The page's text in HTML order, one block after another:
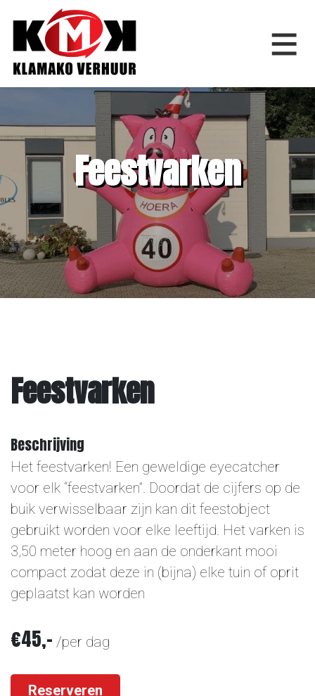
Springkussens
Feestfiguren
Feestartikelen
Feestvarken
Feestvarken
Beschrijving
Het feestvarken! Een geweldige eyecatcher
voor elk “feestvarken”. Doordat de cijfers op de
buik verwisselbaar zijn kan dit feestobject
gebruikt worden voor elke leeftijd. Het varken is
3,50 meter hoog en aan de onderkant mooi
compact zodat deze in (bijna) elke tuin of oprit
geplaatst kan worden
€45,- /per dag
Reserveren